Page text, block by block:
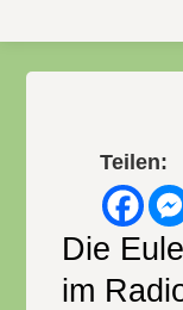
Teilen:
Die
im